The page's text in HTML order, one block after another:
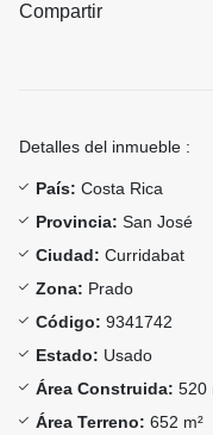
Compartir
Detalles del inmueble :
País: Costa Rica
Provincia: San José
Ciudad: Curridabat
Zona: Prado
Código: 9341742
Estado: Usado
Área Construida: 520
Área Terreno: 652 m²